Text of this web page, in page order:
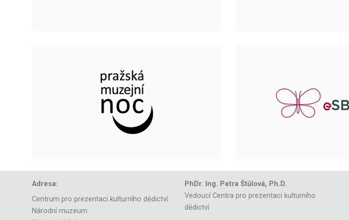
Adresa:
Centrum pro prezentaci kulturního dědictví
Národní muzeum
PhDr. Ing. Petra Štůlová, Ph.D.
Vedoucí Centra pro prezentaci kulturního
dědictví